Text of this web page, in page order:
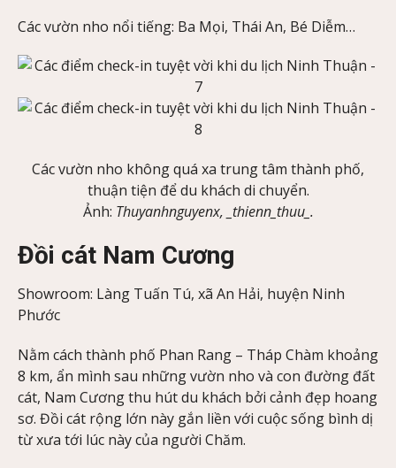
Các vườn nho nổi tiếng: Ba Mọi, Thái An, Bé Diễm…
Các vườn nho không quá xa trung tâm thành phố,
thuận tiện để du khách di chuyển.
Ảnh: Thuyanhnguyenx, _thienn_thuu_.
Đồi cát Nam Cương
Showroom: Làng Tuấn Tú, xã An Hải, huyện Ninh
Phước
Nằm cách thành phố Phan Rang – Tháp Chàm khoảng
8 km, ẩn mình sau những vườn nho và con đường đất
cát, Nam Cương thu hút du khách bởi cảnh đẹp hoang
sơ. Đồi cát rộng lớn này gắn liền với cuộc sống bình dị
từ xưa tới lúc này của người Chăm.